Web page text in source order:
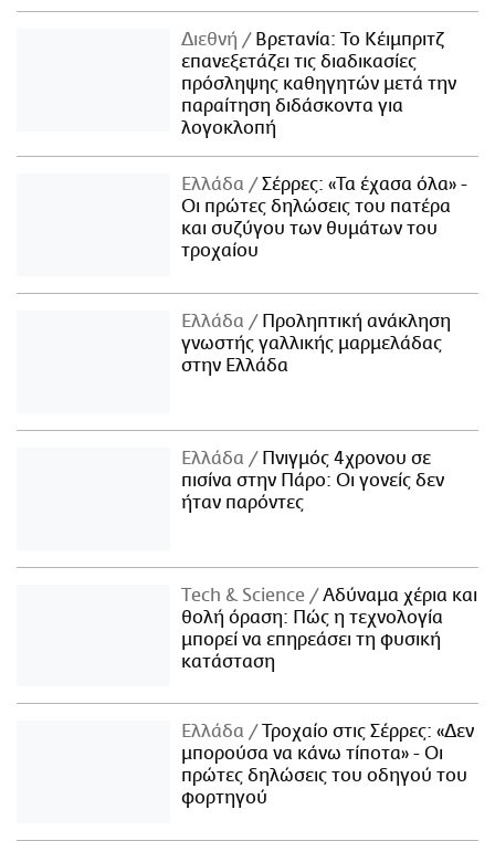
Διεθνή
Βρετανία: Το Κέιμπριτζ
επανεξετάζει τις διαδικασίες
πρόσληψης καθηγητών μετά την
παραίτηση διδάσκοντα για
λογοκλοπή
Ελλάδα
Σέρρες: «Τα έχασα όλα» -
Οι πρώτες δηλώσεις του πατέρα
και συζύγου των θυμάτων του
τροχαίου
Ελλάδα
Προληπτική ανάκληση
γνωστής γαλλικής μαρμελάδας
στην Ελλάδα
Ελλάδα
Πνιγμός 4χρονου σε
πισίνα στην Πάρο: Οι γονείς δεν
ήταν παρόντες
Τech & Science
Αδύναμα χέρια και
θολή όραση: Πώς η τεχνολογία
μπορεί να επηρεάσει τη φυσική
κατάσταση
Ελλάδα
Τροχαίο στις Σέρρες: «Δεν
μπορούσα να κάνω τίποτα» - Οι
πρώτες δηλώσεις του οδηγού του
φορτηγού